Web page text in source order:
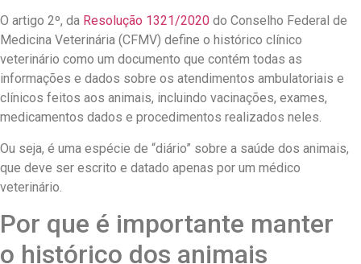
O artigo 2º, da Resolução 1321/2020 do Conselho Federal de
Medicina Veterinária (CFMV) define o histórico clínico
veterinário como um documento que contém todas as
informações e dados sobre os atendimentos ambulatoriais e
clínicos feitos aos animais, incluindo vacinações, exames,
medicamentos dados e procedimentos realizados neles.
Ou seja, é uma espécie de “diário” sobre a saúde dos animais,
que deve ser escrito e datado apenas por um médico
veterinário.
Por que é importante manter
o histórico dos animais